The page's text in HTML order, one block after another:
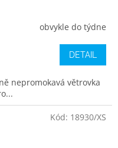
obvykle do týdne
DETAIL
nepromokavá větrovka
Kód: 18930/XS